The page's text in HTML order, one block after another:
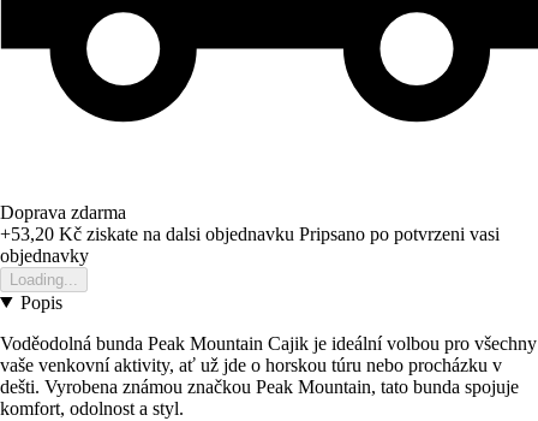
Doprava zdarma
+53,20 Kč ziskate na dalsi objednavku Pripsano po potvrzeni vasi
objednavky
Loading...
Popis
Voděodolná bunda Peak Mountain Cajik je ideální volbou pro všechny
vaše venkovní aktivity, ať už jde o horskou túru nebo procházku v
dešti. Vyrobena známou značkou Peak Mountain, tato bunda spojuje
komfort, odolnost a styl.